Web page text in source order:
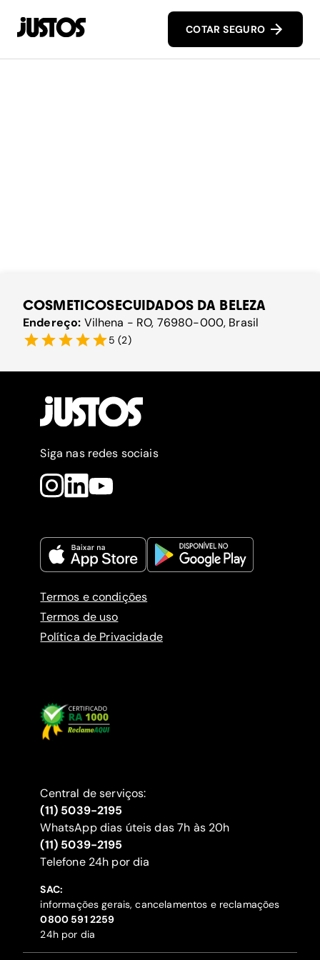
COTAR SEGURO
COSMETICOSECUIDADOS DA BELEZA
Endereço: Vilhena - RO, 76980-000, Brasil
5 (2)
Siga nas redes sociais
Termos e condições
Termos de uso
Política de Privacidade
Central de serviços:
(11) 5039-2195
WhatsApp dias úteis das 7h às 20h
(11) 5039-2195
‍Telefone 24h por dia
SAC:
informações gerais, cancelamentos e reclamações
‍0800 591 2259
24h por dia